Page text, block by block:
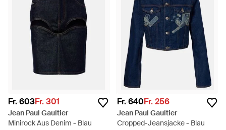
Fr. 603Fr. 301
Jean Paul Gaultier
Minirock Aus Denim - Blau
Fr. 640Fr. 256
Jean Paul Gaultier
Cropped-Jeansjacke - Blau